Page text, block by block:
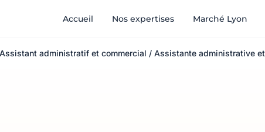
Accueil Nos expertises Marché Lyon
Assistant administratif et commercial / Assistante administrative